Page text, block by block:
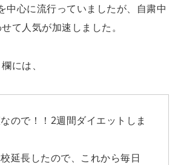
心に流行っていましたが、自粛中
て人気が加速しました。
には、
なので！！2週間ダイエットしま
校延長したので、これから毎日